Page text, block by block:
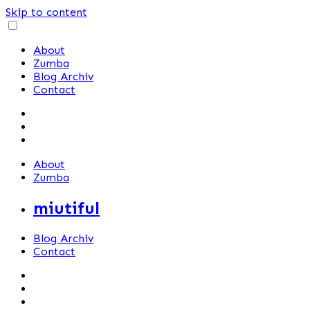
Skip to content
About
Zumba
Blog Archiv
Contact
About
Zumba
miutiful
Blog Archiv
Contact